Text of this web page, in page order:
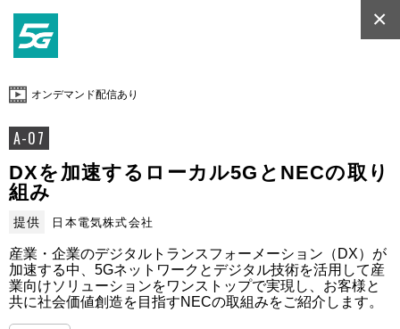
オンデマンド配信あり
A-07
×
DXを加速するローカル5GとNECの取り
組み
提供 日本電気株式会社
産業・企業のデジタルトランスフォーメーション（DX）が
加速する中、5Gネットワークとデジタル技術を活用して産
業向けソリューションをワンストップで実現し、お客様と
共に社会価値創造を目指すNECの取組みをご紹介します。